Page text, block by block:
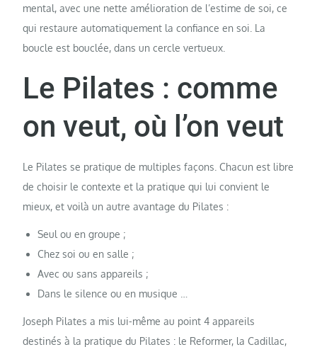
mental, avec une nette amélioration de l’estime de soi, ce
qui restaure automatiquement la confiance en soi. La
boucle est bouclée, dans un cercle vertueux.
Le Pilates : comme
on veut, où l’on veut
Le Pilates se pratique de multiples façons. Chacun est libre
de choisir le contexte et la pratique qui lui convient le
mieux, et voilà un autre avantage du Pilates :
Seul ou en groupe ;
Chez soi ou en salle ;
Avec ou sans appareils ;
Dans le silence ou en musique …
Joseph Pilates a mis lui-même au point 4 appareils
destinés à la pratique du Pilates : le Reformer, la Cadillac,